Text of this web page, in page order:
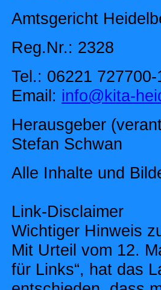
Amtsgericht
Reg.Nr.: 2328
Tel.: 06221
Email: info@kita-
Herausgeber
Stefan Schwan
Alle Inhalte und
Link-Disclaimer
Wichtiger Hinweis
Mit Urteil vom 12.
für Links“, hat das